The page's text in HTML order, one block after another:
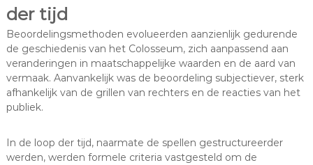
der tijd
Beoordelingsmethoden evolueerden aanzienlijk gedurende
de geschiedenis van het Colosseum, zich aanpassend aan
veranderingen in maatschappelijke waarden en de aard van
vermaak. Aanvankelijk was de beoordeling subjectiever, sterk
afhankelijk van de grillen van rechters en de reacties van het
publiek.
In de loop der tijd, naarmate de spellen gestructureerder
werden, werden formele criteria vastgesteld om de